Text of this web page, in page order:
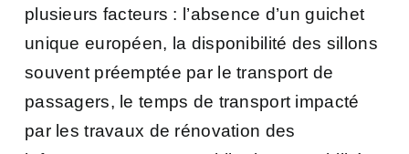
plusieurs facteurs : l’absence d’un guichet
unique européen, la disponibilité des sillons
souvent préemptée par le transport de
passagers, le temps de transport impacté
par les travaux de rénovation des